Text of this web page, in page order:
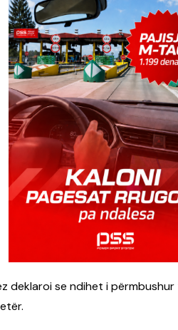
deklaroi se ndihet i